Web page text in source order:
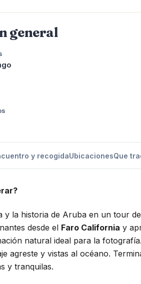
general
y recogidaUbicacionesQue
y la historia de Aruba en un tour
desde el Faro California y
natural ideal para la
agreste y vistas al océano.
y tranquilas.